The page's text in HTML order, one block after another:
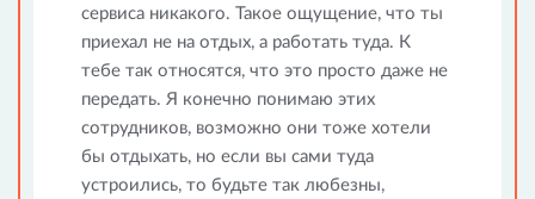
сервиса никакого. Такое ощущение, что ты
приехал не на отдых, а работать туда. К
тебе так относятся, что это просто даже не
передать. Я конечно понимаю этих
сотрудников, возможно они тоже хотели
бы отдыхать, но если вы сами туда
устроились, то будьте так любезны,